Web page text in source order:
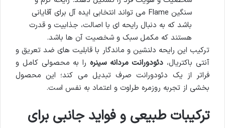
سنگین Flame می تواند انتخابی ایده آل برای آقایانی
باشد که به دنبال رایحه ای با اصالت، جذابیت و قدرت
هستند که مکمل سبک و شخصیت آن ها باشد.
ترکیب این رایحه دلنشین و ماندگار با قابلیت های ضد تعریق و
آنتی باکتریال، دئودورانت مردانه سینره را به محصولی کامل و
فراتر از یک دئودورانت صرف تبدیل می کند؛ این محصول
بخشی از تجربه روزمره طراوت و اعتماد به نفس است.
ترکیبات طبیعی و فواید جانبی برای